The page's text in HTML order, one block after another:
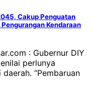
Cakup Penguatan
Kendaraan
: Gubernur DIY
perlunya
“Pembaruan